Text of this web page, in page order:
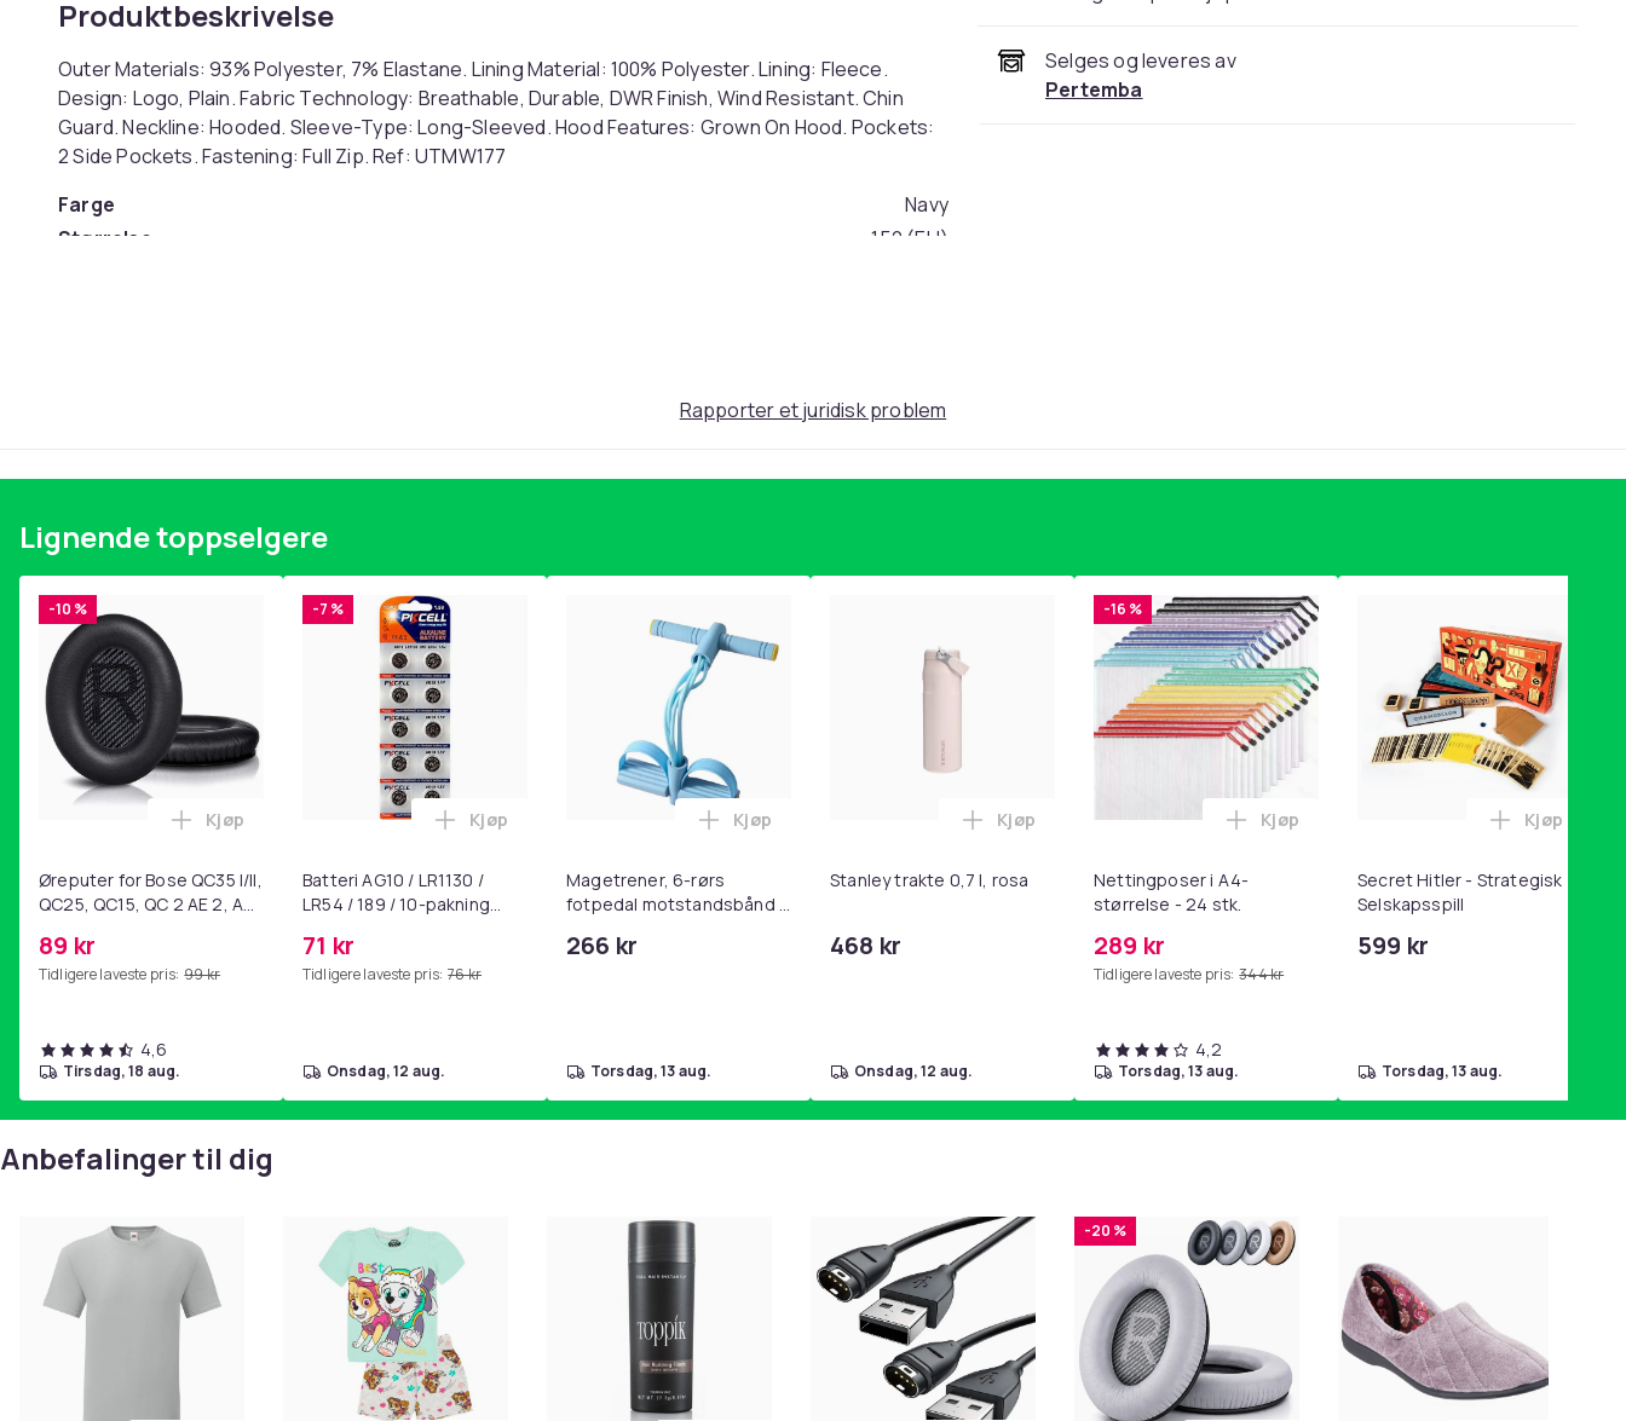
Produktbeskrivelse
Outer Materials: 93% Polyester, 7% Elastane. Lining Material: 100% Polyester. Lining: Fleece.
Design: Logo, Plain. Fabric Technology: Breathable, Durable, DWR Finish, Wind Resistant. Chin
Guard. Neckline: Hooded. Sleeve-Type: Long-Sleeved. Hood Features: Grown On Hood. Pockets:
2 Side Pockets. Fastening: Full Zip. Ref: UTMW177
Farge
Navy
Størrelse
152 (EU)
Selges og leveres av
Pertemba
Rapporter et juridisk problem
Lignende toppselgere
-10 %
Øreputer for Bose QC35 I/II,
QC25, QC15, QC 2 AE 2, AE
SoundLink Black
89 kr
Tidligere laveste pris: 99 kr
Legg Øreputer for Bose QC35 I/II, QC25, QC15, QC 2 AE 2, AE 2i, AE 2w, SoundTrue, SoundLink Black i handlekurven
Kjøp
4,6
tirsdag, 18 aug.
-7 %
Batteri AG10 / LR1130 /
LR54 / 189 / 10-pakning
71 kr
Tidligere laveste pris: 76 kr
Legg Batteri AG10 / LR1130 / LR54 / 189 / 10-pakning PKcell i handlekurven
Kjøp
onsdag, 12 aug.
Magetrener, 6-rørs
fotpedal motstandsbånd -
yoga og
266 kr
Legg Magetrener, 6-rørs fotpedal motstandsbånd - mage- og kjernetrening, yoga og
Kjøp
torsdag, 13 aug.
Stanley trakte 0,7 l, rosa
468 kr
Legg Stanley trakte 0,7 l, rosa i handlekurven
Kjøp
onsdag, 12 aug.
-16 %
Nettingposer i A4-
størrelse - 24 stk.
289 kr
Tidligere laveste pris: 344 kr
Legg Nettingposer i A4-størrelse - 24
Kjøp
4,2
torsdag, 13 aug.
Secret Hitler - Strategisk
Selskapsspill
599 kr
Legg
Kjøp
torsdag, 13 aug.
Anbefalinger til dig
-20 %